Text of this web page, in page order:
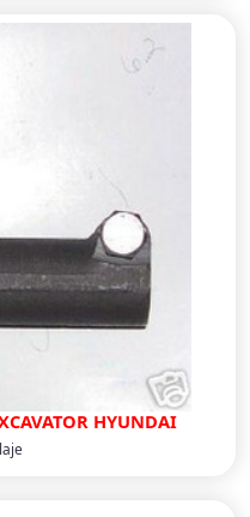
HYUNDAI